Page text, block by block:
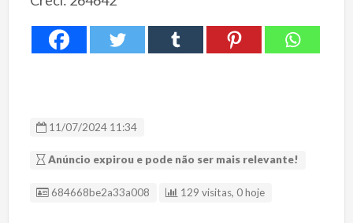
11/07/2024 11:34
Anúncio expirou e pode não ser mais relevante!
ID Anúncio
684668be2a33a008 129 visitas, 0 hoje